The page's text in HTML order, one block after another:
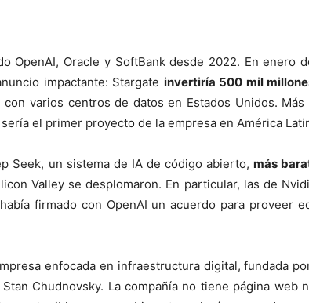
OpenAI, Oracle y SoftBank desde 2022. En enero
impactante: Stargate invertiría 500 mil
con varios centros de datos en Estados Unidos. Más
el primer proyecto de la empresa en América
Seek, un sistema de IA de código abierto, más
Valley se desplomaron. En particular, las de
firmado con OpenAI un acuerdo para proveer
enfocada en infraestructura digital, fundada
Chudnovsky. La compañía no tiene página web